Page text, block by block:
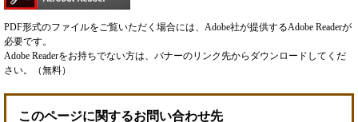
PDF形式のファイルをご覧いただく場合には、Adobe社が提供するAdobe Readerが
必要です。
Adobe Readerをお持ちでない方は、バナーのリンク先からダウンロードしてくだ
さい。（無料）
このページに関するお問い合わせ先